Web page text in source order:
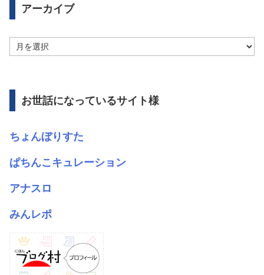
アーカイブ
ー
ブ
お世話になっているサイト様
ちょんぼりすた
ぱちんこキュレーション
アナスロ
みんレポ